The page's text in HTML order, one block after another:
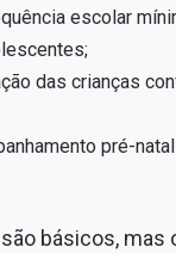
escolar
das crianças
pré-
básicos, mas